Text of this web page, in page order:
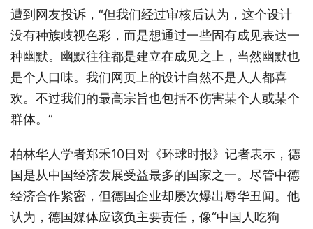
遭到网友投诉，“但我们经过审核后认为，这个设计
没有种族歧视色彩，而是想通过一些固有成见表达一
种幽默。幽默往往都是建立在成见之上，当然幽默也
是个人口味。我们网页上的设计自然不是人人都喜
欢。不过我们的最高宗旨也包括不伤害某个人或某个
群体。”
柏林华人学者郑禾10日对《环球时报》记者表示，德
国是从中国经济发展受益最多的国家之一。尽管中德
经济合作紧密，但德国企业却屡次爆出辱华丑闻。他
认为，德国媒体应该负主要责任，像“中国人吃狗